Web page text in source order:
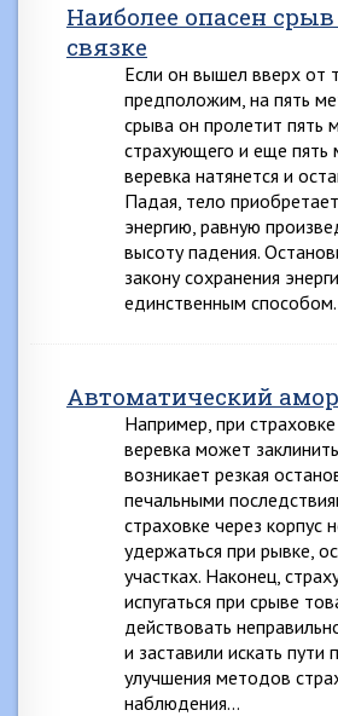
Наиболее опасен
связке
Если он вышел вверх от
предположим, на пять
срыва он пролетит пять
страхующего и еще пять
веревка натянется и
Падая, тело
энергию, равную
высоту падения.
закону сохранения
единственным
Автоматический
Например, при страховке
веревка может
возникает резкая
печальными
страховке через корпус
удержаться при рывке,
участках. Наконец,
испугаться при срыве
действовать
и заставили искать пути
улучшения методов
наблюдения…